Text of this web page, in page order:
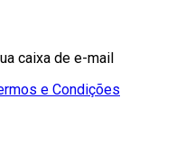
caixa de e-mail
e Condições